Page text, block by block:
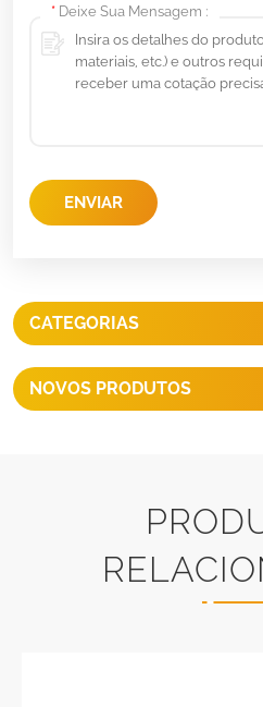
* Deixe Sua Mensagem :
ENVIAR
CATEGORIAS
NOVOS PRODUTOS